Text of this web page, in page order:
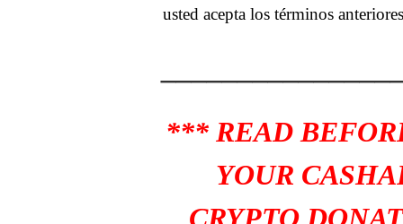
usted acepta los términos
*** READ
YOUR